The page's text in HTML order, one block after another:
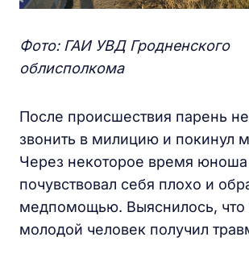
Фото: ГАИ УВД Гродненского
облисполкома
После происшествия парень не
звонить в милицию и покинул
Через некоторое время юноша
почувствовал себя плохо и
медпомощью. Выяснилось,
молодой человек получил